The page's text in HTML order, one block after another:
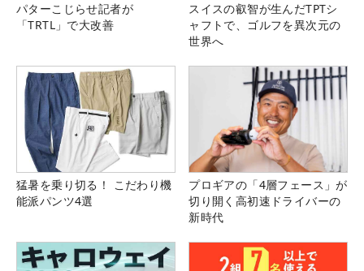
パターこじらせ記者が
「TRTL」で大改善
スイスの叡智が生んだTPTシ
ャフトで、ゴルフを異次元の
世界へ
猛暑を乗り切る！ こだわり機
能派パンツ4選
プロギアの「4層フェース」が
切り開く高初速ドライバーの
新時代